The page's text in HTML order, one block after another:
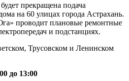
прекращена подача
на 60 улицах города Астрахань.
проводит плановые ремонтные
и подстанциях.
Трусовском и Ленинском
до 13:00